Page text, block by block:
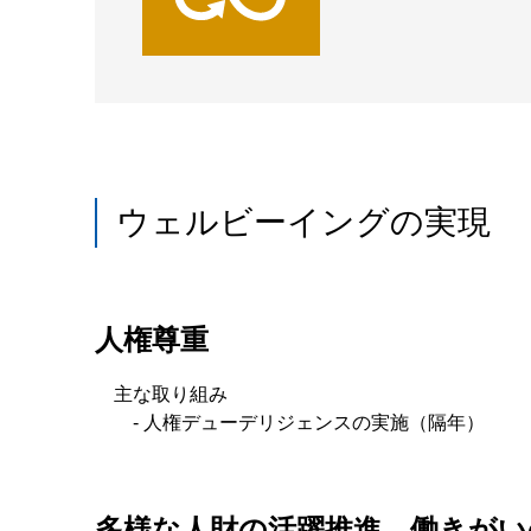
ウェルビーイングの実現
人権尊重
主な取り組み
- 人権デューデリジェンスの実施（隔年）